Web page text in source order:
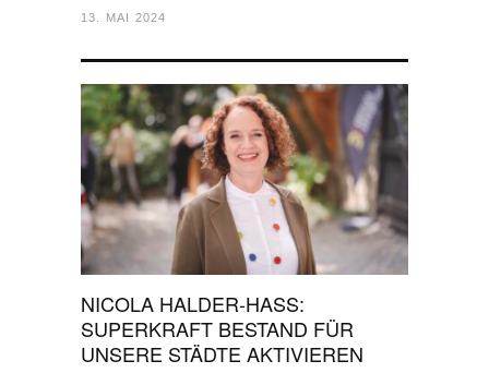
13. MAI 2024
NICOLA HALDER-HASS:
SUPERKRAFT BESTAND FÜR
UNSERE STÄDTE AKTIVIEREN